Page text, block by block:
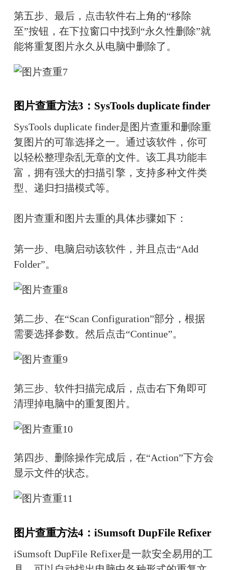
第五步、最后，点击软件右上角的“移除
至”按钮，在下拉窗口中找到“永久性删除”就
能将重复图片永久从电脑中删除了。
图片查重方法3：SysTools duplicate finder
SysTools duplicate finder是图片查重和删除重
复图片的可靠选择之一。通过该软件，你可
以轻松整理杂乱无章的文件。该工具功能丰
富，拥有强大的扫描引擎，支持多种文件类
型、递归扫描模式等。
图片查重和图片去重的具体步骤如下：
第一步、电脑启动该软件，并且点击“Add
Folder”。
第二步、在“Scan Configuration”部分，根据
需要选择参数。然后点击“Continue”。
第三步、软件扫描完成后，点击右下角即可
清理掉电脑中的重复图片。
第四步、删除操作完成后，在“Action”下方会
显示文件的状态。
图片查重方法4：iSumsoft DupFile Refixer
iSumsoft DupFile Refixer是一款安全易用的工